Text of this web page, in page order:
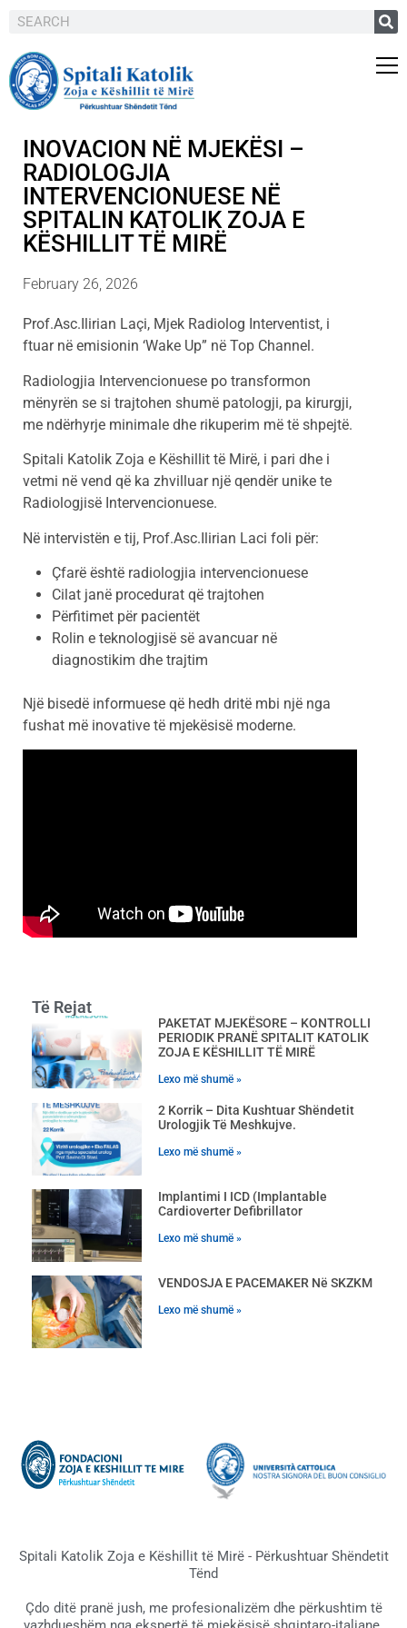
INOVACION NË MJEKËSI –
RADIOLOGJIA
INTERVENCIONUESE NË
SPITALIN KATOLIK ZOJA E
KËSHILLIT TË MIRË
February 26, 2026
Prof.Asc.Ilirian Laçi, Mjek Radiolog Interventist, i
ftuar në emisionin ‘Wake Up” në Top Channel.
Radiologjia Intervencionuese po transformon
mënyrën se si trajtohen shumë patologji, pa kirurgji,
me ndërhyrje minimale dhe rikuperim më të shpejtë.
Spitali Katolik Zoja e Këshillit të Mirë, i pari dhe i
vetmi në vend që ka zhvilluar një qendër unike te
Radiologjisë Intervencionuese.
Në intervistën e tij, Prof.Asc.Ilirian Laci foli për:
Çfarë është radiologjia intervencionuese
Cilat janë procedurat që trajtohen
Përfitimet për pacientët
Rolin e teknologjisë së avancuar në
diagnostikim dhe trajtim
Një bisedë informuese që hedh dritë mbi një nga
fushat më inovative të mjekësisë moderne.
Të Rejat
PAKETAT MJEKËSORE – KONTROLLI
PERIODIK PRANË SPITALIT KATOLIK
ZOJA E KËSHILLIT TË MIRË
Lexo më shumë »
2 Korrik – Dita Kushtuar Shëndetit
Urologjik Të Meshkujve.
Lexo më shumë »
Implantimi I ICD (Implantable
Cardioverter Defibrillator
Lexo më shumë »
VENDOSJA E PACEMAKER Në SKZKM
Lexo më shumë »
Spitali Katolik Zoja e Këshillit të Mirë - Përkushtuar Shëndetit
Tënd
Çdo ditë pranë jush, me profesionalizëm dhe përkushtim të